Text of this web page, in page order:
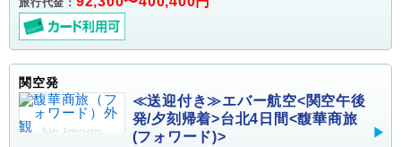
旅行代金：
関空発
≪送迎付き≫エバー航空<関空午後
発/夕刻帰着>台北4日間<馥華商旅
(フォワード)>